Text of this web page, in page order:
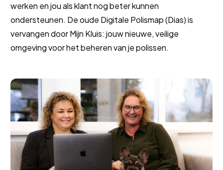
werken en jou als klant nog beter kunnen
ondersteunen. De oude Digitale Polismap (Dias) is
vervangen door Mijn Kluis: jouw nieuwe, veilige
omgeving voor het beheren van je polissen.